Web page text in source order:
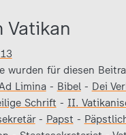
Vatikan
wurden für diesen
Limina- Bibel- Dei
Schrift - II.
- Papst -